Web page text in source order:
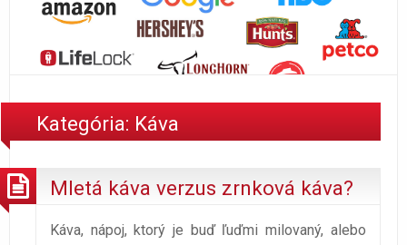
Kategória: Káva
Mletá káva verzus zrnková káva?
Káva, nápoj, ktorý je buď ľuďmi milovaný, alebo